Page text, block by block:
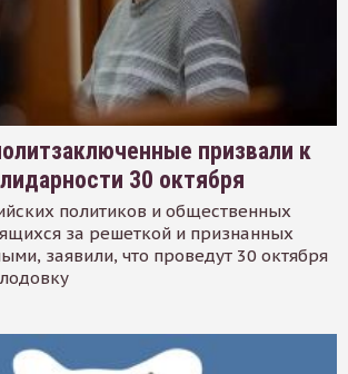
призвали к
30 октября
политиков и общественных
за решеткой и признанных
заявили, что проведут 30 октября